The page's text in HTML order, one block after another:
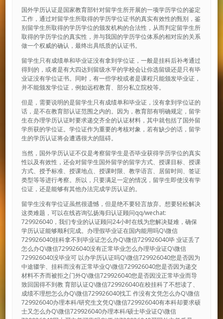
国外学历认证是国家教育部针对留学生所开展的一项学历学位的鉴定
工作，通过对留学生所取得的学历学位证书的真实有效性的甄别，鉴
别留学生所取得的学历学位的颁发机构的合法性，从而判定留学生所
取得的学历学位的真实性，并与我国的学历学位体系的相对应的关系
做一个权威的确认，最终出具纸质的认证书。
留学生只有成绩单和毕业证没有拿到学位证，一般是挂科后补考通过
得到的，或者是有大四达到留级水平的学校会让你选留级还是只有毕
业证没有学位证书。同时，有一些学校或者是课程只能颁发毕业证，
并不能颁发学位证，例如远程教育、部分私立院校等。
但是，需要说明的是留学生只有成绩单和毕业证，没有拿到学位证的
话，是不在教育部认证范围之内的。因为，教育部有明确规定，留学
生在办理学历认证时要求递交齐全的认证材料，其中就包括了国外留
学所获的学位证。学位证作为重要的考核对象，若有缺少的话，留学
生的学历认证将会遭遇很大的阻碍。
当然，国外学历认证不仅是考察留学生是否毕业获得学历学位的真实
性以及有效性，还会对留学生国外留学的留学方式、授课目标、授课
方式、授予标准、授课地点、授课时限、教学语言、居留时间、签证
类型等等进行考察。所以，只要满足一定的情况，留学生即使没有学
位证，还是能够有其他办法完成学历认证的。
留学生没有学位证虽然很遗憾，但是绝不要轻言放弃。想要轻松解决
这类难题，可以在线咨询弘扬海归认证顾问qq/wechat:
729926040，我们专业的认证顾问24小时在线为您解决疑难，确保
学历认证能够顺利完成。办理假毕业证在国内能用吗Q\微信
729926040挂科拿不到毕业证怎么办Q\微信729926040毕 业证丢了
怎么办Q\微信729926040没有正常毕业怎么办理毕业证Q\微信
729926040没毕业可 以办学历认证吗Q\微信729926040您是否因为
中途辍学、挂科而没有正常毕业Q\微信729926040您是否因为递交
材料不齐而被拒之门外Q\微信729926040您是否因没正常毕业而导
致回国得不到教 育部认证Q\微信729926040在校挂科了不想读了、
成绩不理想怎么办Q\微信729926040找工 作没有文凭怎么办Q\微信
729926040办理本科/研究生文凭Q\微信729926040有本科却要求硕
士又怎么办Q\微信729926040办理本科/硕士毕业证Q\微信